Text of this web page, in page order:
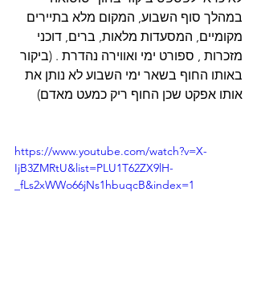
במהלך סוף השבוע, המקום מלא בתיירים
מקומיים, המסעדות מלאות, ברים, דוכני
מזכרות , ספורט ימי ואווירה נהדרת . (ביקור
באותו החוף בשאר ימי השבוע לא נותן את
אותו אפקט שכן החוף ריק כמעט מאדם)
https://www.youtube.com/watch?v=X-
IjB3ZMRtU&list=PLU1T62ZX9lH-
_fLs2xWWo66jNs1hbuqcB&index=1